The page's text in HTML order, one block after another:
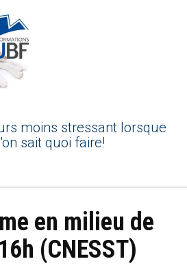
moins stressant lorsque
sait quoi faire!
en milieu de
(CNESST)